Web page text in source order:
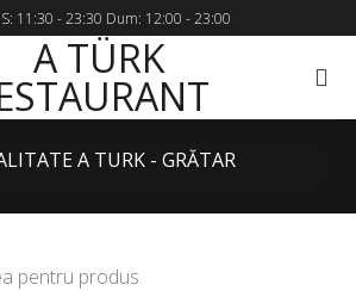
11:30 - 23:30 Dum: 12:00 - 23:00
A TURK - GRĂTAR